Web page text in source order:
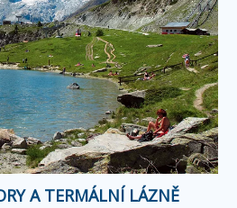
A TERMÁLNÍ LÁZNĚ